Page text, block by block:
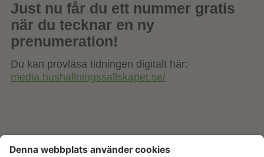
Just nu får du ett nummer gratis
när du tecknar en ny
prenumeration!
Du kan provläsa tidningen digitalt här:
media.hushallningssallskapet.se/